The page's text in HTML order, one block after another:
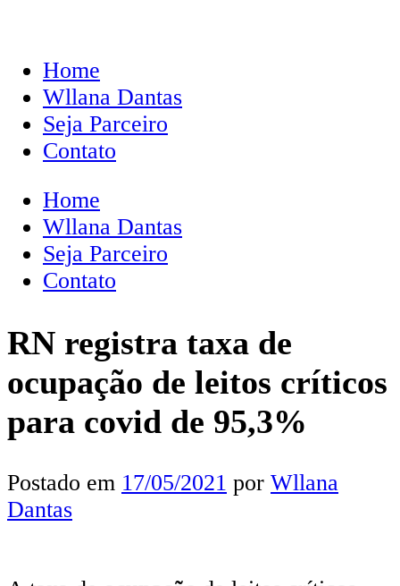
Home
Wllana Dantas
Seja Parceiro
Contato
Home
Wllana Dantas
Seja Parceiro
Contato
RN registra taxa de
ocupação de leitos críticos
para covid de 95,3%
Postado em 17/05/2021 por Wllana
Dantas